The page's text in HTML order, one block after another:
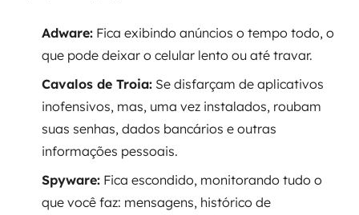
Adware: Fica exibindo anúncios o tempo todo, o
que pode deixar o celular lento ou até travar.
Cavalos de Troia: Se disfarçam de aplicativos
inofensivos, mas, uma vez instalados, roubam
suas senhas, dados bancários e outras
informações pessoais.
Spyware: Fica escondido, monitorando tudo o
que você faz: mensagens, histórico de